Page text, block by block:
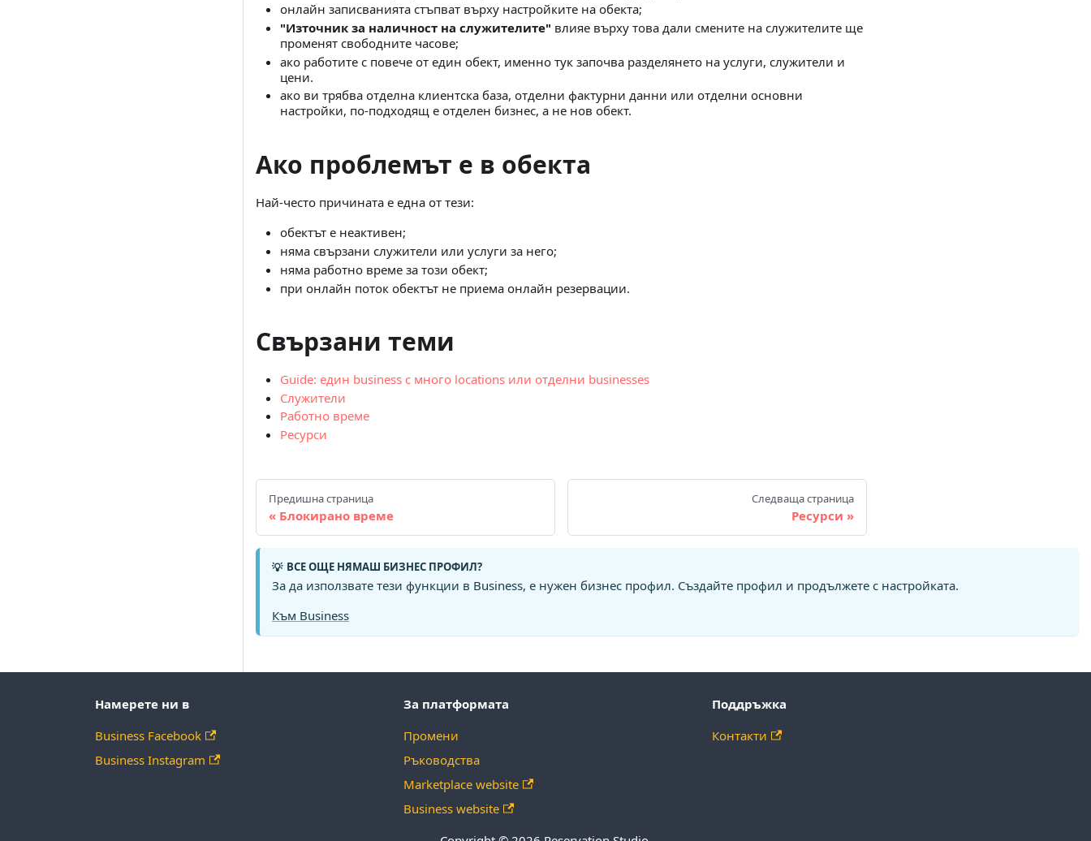
онлайн записванията стъпват върху настройките на обекта;
"Източник за наличност на служителите" влияе върху това дали смените на служителите ще
променят свободните часове;
ако работите с повече от един обект, именно тук започва разделянето на услуги, служители и
цени.
ако ви трябва отделна клиентска база, отделни фактурни данни или отделни основни
настройки, по-подходящ е отделен бизнес, а не нов обект.
Ако проблемът е в обекта
Най-често причината е една от тези:
обектът е неактивен;
няма свързани служители или услуги за него;
няма работно време за този обект;
при онлайн поток обектът не приема онлайн резервации.
Свързани теми
Guide: един business с много locations или отделни businesses
Служители
Работно време
Ресурси
Предишна страница
Блокирано време
Следваща страница
Ресурси
💡 ВСЕ ОЩЕ НЯМАШ БИЗНЕС ПРОФИЛ?
За да използвате тези функции в Business, е нужен бизнес профил. Създайте профил и продължете с настройката.
Към Business
Намерете ни в
Business Facebook
Business Instagram
За платформата
Промени
Ръководства
Marketplace website
Business website
Поддръжка
Контакти